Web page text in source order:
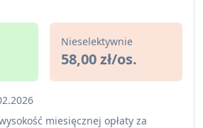
Nieselektywnie
58,00 zł/os.
miesięcznej opłaty za